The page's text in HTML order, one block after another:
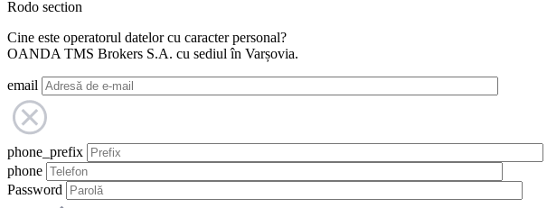
Rodo section
Cine este operatorul datelor cu caracter personal?
OANDA TMS Brokers S.A. cu sediul în Varșovia.
email
phone_prefix
phone
Password